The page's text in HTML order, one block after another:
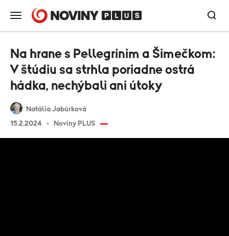
Natália Jabůrková
15.2.2024
Noviny PLUS
Na hrane s Pellegrinim a Šimečkom:
V štúdiu sa strhla poriadne ostrá
hádka, nechýbali ani útoky